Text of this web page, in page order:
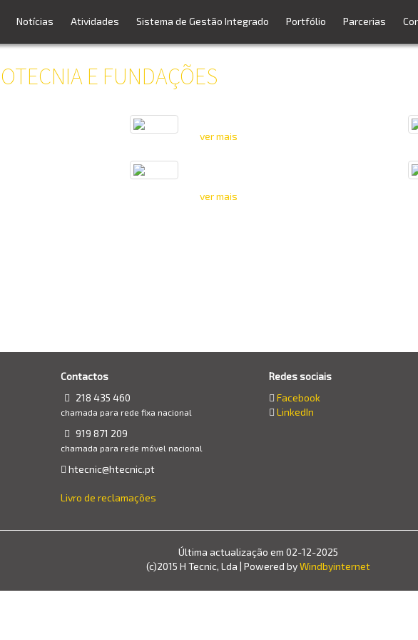
Notícias Atividades Sistema de Gestão Integrado Portfólio Parcerias
E FUNDAÇÕES
ver mais
ver mais
Contactos
218 435 460
chamada para rede fixa nacional
919 871 209
chamada para rede móvel nacional
htecnic@htecnic.pt
Livro de reclamações
Redes sociais
Facebook
LinkedIn
Última actualização em 02-12-2025
(c)2015 H Tecnic, Lda | Powered byWindbyinternet